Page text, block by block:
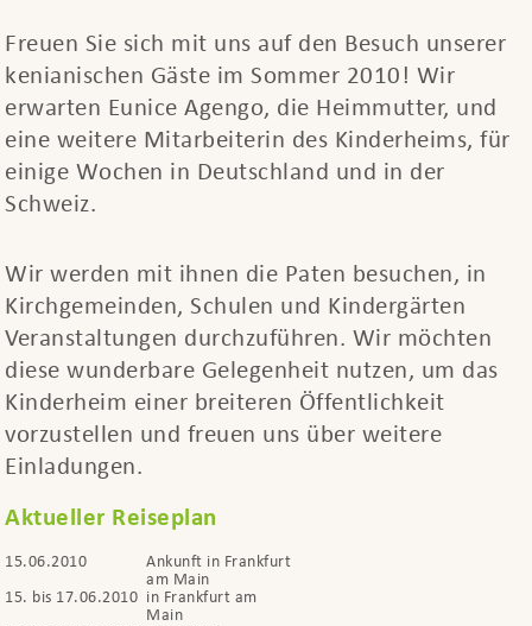
Freuen Sie sich mit uns auf den Besuch unserer
kenianischen Gäste im Sommer 2010! Wir
erwarten Eunice Agengo, die Heimmutter, und
eine weitere Mitarbeiterin des Kinderheims, für
einige Wochen in Deutschland und in der
Schweiz.
Wir werden mit ihnen die Paten besuchen, in
Kirchgemeinden, Schulen und Kindergärten
Veranstaltungen durchzuführen. Wir möchten
diese wunderbare Gelegenheit nutzen, um das
Kinderheim einer breiteren Öffentlichkeit
vorzustellen und freuen uns über weitere
Einladungen.
Aktueller Reiseplan
15.06.2010
Ankunft in Frankfurt
am Main
15. bis 17.06.2010 in Frankfurt am
Main